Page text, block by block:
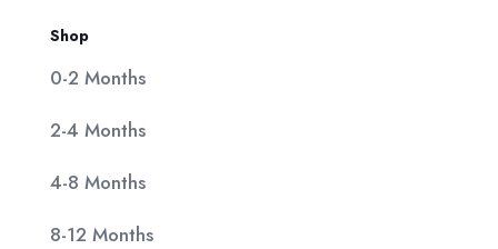
Shop
0-2 Months
2-4 Months
4-8 Months
8-12 Months